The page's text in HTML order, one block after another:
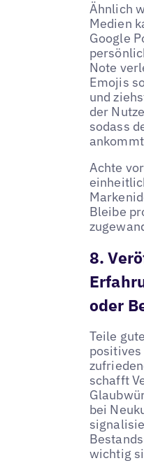
Ähnlich
Medien
Google
Note
Emojis
und
der
sodass
Achte
Bleibe
8.
oder
Teile
positives
schafft
bei
wichtig